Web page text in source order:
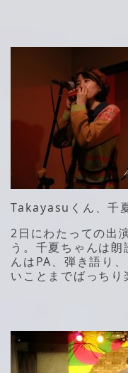
Takayasuくん、千
2日にわたっての出
う。千夏ちゃんは
んはPA、弾き語り
いことまでばっちり